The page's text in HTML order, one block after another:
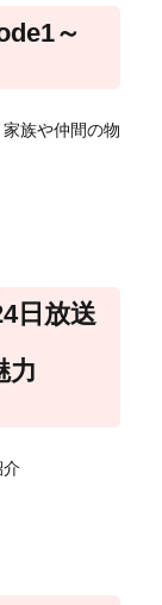
～
族や仲間の物
日放送
力
介